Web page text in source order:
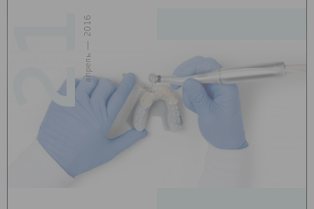
21
апрель — 2016